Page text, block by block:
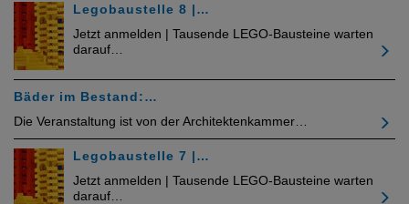
Legobaustelle 8 |…
Jetzt anmelden | Tausende LEGO-Bausteine warten
darauf…
Bäder im Bestand:…
Die Veranstaltung ist von der Architektenkammer…
Legobaustelle 7 |…
Jetzt anmelden | Tausende LEGO-Bausteine warten
darauf…